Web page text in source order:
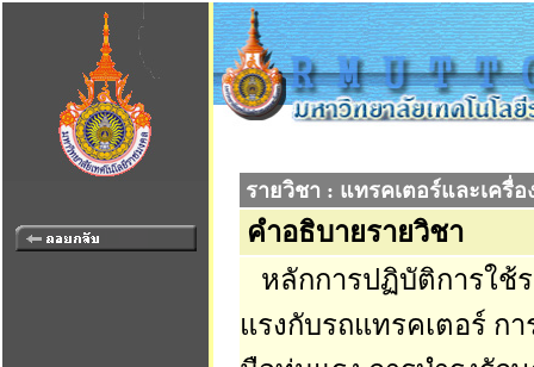
รายวิชา : แทรคเตอร์และเครื่
คำอธิบายรายวิชา
หลักการปฏิบัติการใช้
แรงกับรถแทรคเตอร์ ก